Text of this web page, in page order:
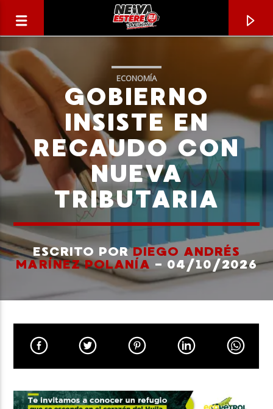
CANCIÓN ACTUAL
TÍTULO
ARTISTA
Neiva Estereo
ECONOMÍA
GOBIERNO
INSISTE EN
RECAUDO CON
NUEVA
TRIBUTARIA
ESCRITO PORDIEGO ANDRÉS
MARÍNEZ POLANÍA - 04/10/2026